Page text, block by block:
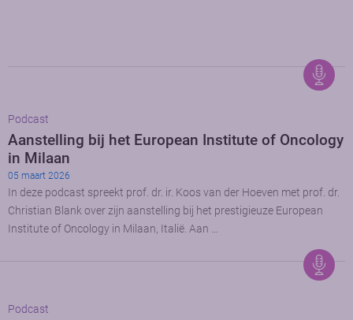
Podcast
Aanstelling bij het European Institute of Oncology
in Milaan
05 maart 2026
In deze podcast spreekt prof. dr. ir. Koos van der Hoeven met prof. dr.
Christian Blank over zijn aanstelling bij het prestigieuze European
Institute of Oncology in Milaan, Italië. Aan …
Podcast